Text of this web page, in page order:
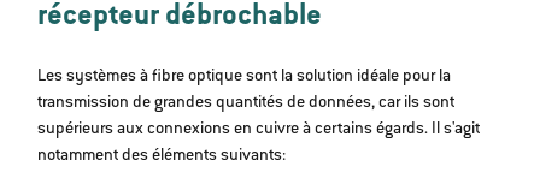
récepteur débrochable
Les systèmes à fibre optique sont la solution idéale pour la
transmission de grandes quantités de données, car ils sont
supérieurs aux connexions en cuivre à certains égards. Il s'agit
notamment des éléments suivants: